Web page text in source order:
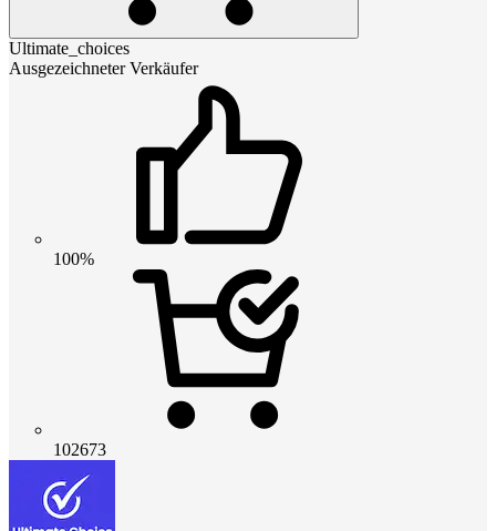
Ultimate_choices
Ausgezeichneter Verkäufer
100%
102673